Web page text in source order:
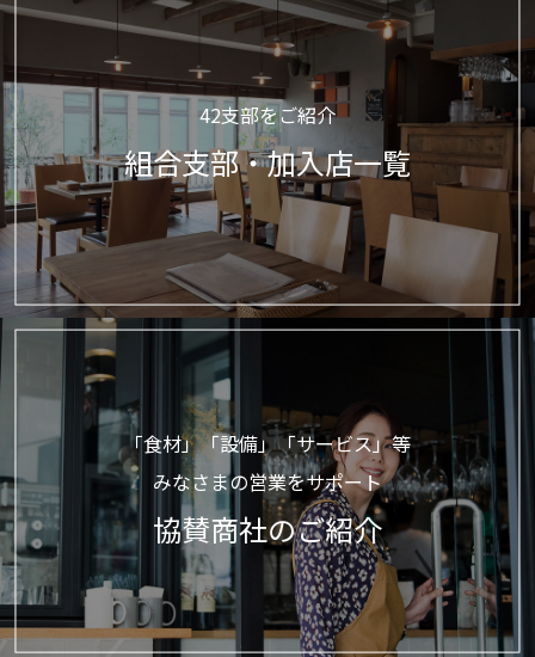
42支部をご紹介
組合支部・加入店一覧
「食材」「設備」「サービス」等
みなさまの営業をサポート
協賛商社のご紹介